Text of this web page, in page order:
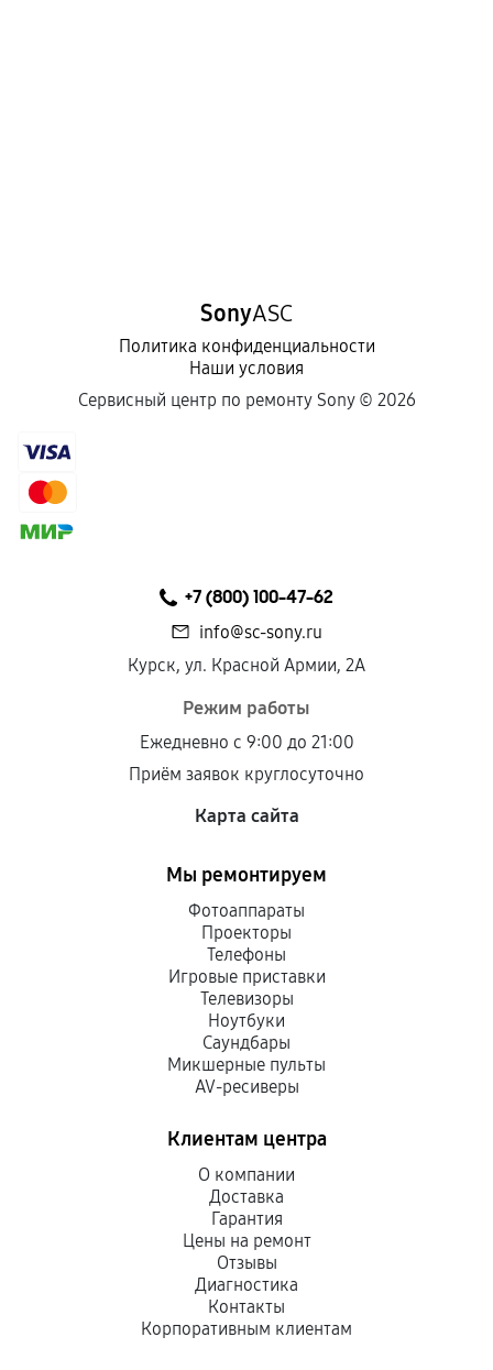
SonyASC
Политика конфиденциальности
Наши условия
Сервисный центр по ремонту Sony © 2026
+7 (800) 100-47-62
info@sc-sony.ru
Курск, ул. Красной Армии, 2А
Режим работы
Ежедневно с 9:00 до 21:00
Приём заявок круглосуточно
Карта сайта
Мы ремонтируем
Фотоаппараты
Проекторы
Телефоны
Игровые приставки
Телевизоры
Ноутбуки
Саундбары
Микшерные пульты
AV-ресиверы
Клиентам центра
О компании
Доставка
Гарантия
Цены на ремонт
Отзывы
Диагностика
Контакты
Корпоративным клиентам